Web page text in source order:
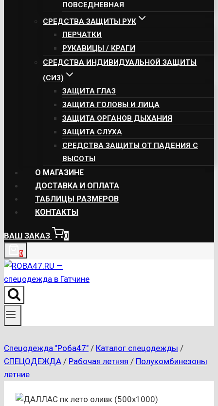
ПОВСЕДНЕВНАЯ
СРЕДСТВА ЗАЩИТЫ РУК
ПЕРЧАТКИ
РУКАВИЦЫ / КРАГИ
СРЕДСТВА ИНДИВИДУАЛЬНОЙ ЗАЩИТЫ
(СИЗ)
ЗАЩИТА ГЛАЗ
ЗАЩИТА ГОЛОВЫ И ЛИЦА
ЗАЩИТА ОРГАНОВ ДЫХАНИЯ
ЗАЩИТА СЛУХА
СРЕДСТВА ЗАЩИТЫ ОТ ПАДЕНИЯ С
ВЫСОТЫ
О МАГАЗИНЕ
ДОСТАВКА И ОПЛАТА
ТАБЛИЦЫ РАЗМЕРОВ
КОНТАКТЫ
ВАШ ЗАКАЗ 0
0
Спецодежда "Роба47" / Каталог спецодежды /
СПЕЦОДЕЖДА / Рабочая летняя / Полукомбинезоны
летние